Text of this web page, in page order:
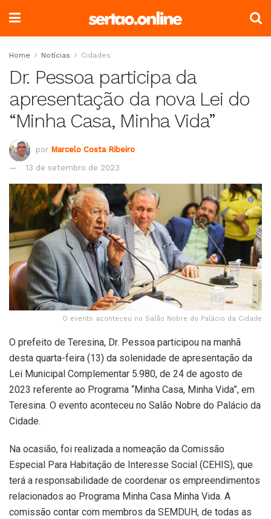
Home Notícias Cidades
Dr. Pessoa participa da
apresentação da nova Lei do
“Minha Casa, Minha Vida”
por Marcelo Costa Ribeiro
13 de setembro de 2023
O evento aconteceu no Salão Nobre do Palácio da Cidade
O prefeito de Teresina, Dr. Pessoa participou na manhã
desta quarta-feira (13) da solenidade de apresentação da
Lei Municipal Complementar 5.980, de 24 de agosto de
2023 referente ao Programa “Minha Casa, Minha Vida”, em
Teresina. O evento aconteceu no Salão Nobre do Palácio da
Cidade.
Na ocasião, foi realizada a nomeação da Comissão
Especial Para Habitação de Interesse Social (CEHIS), que
terá a responsabilidade de coordenar os empreendimentos
relacionados ao Programa Minha Casa Minha Vida. A
comissão contar com membros da SEMDUH, de todas as